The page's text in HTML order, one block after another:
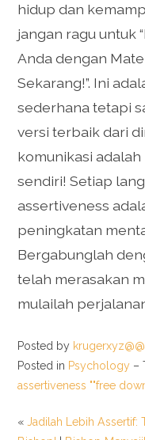
hidup dan
jangan ragu untuk
Anda dengan
Sekarang!”. Ini
sederhana tetapi
versi terbaik dari
komunikasi
sendiri! Setiap
assertiveness
peningkatan
Bergabunglah
telah merasakan
mulailah
Posted by
Posted in Psychology –
assertiveness ""free
« Jadilah Lebih Assertif: